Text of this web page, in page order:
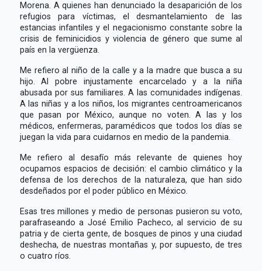
Morena. A quienes han denunciado la desaparición de los
refugios para víctimas, el desmantelamiento de las
estancias infantiles y el negacionismo constante sobre la
crisis de feminicidios y violencia de género que sume al
país en la vergüenza.
Me refiero al niño de la calle y a la madre que busca a su
hijo. Al pobre injustamente encarcelado y a la niña
abusada por sus familiares. A las comunidades indígenas.
A las niñas y a los niños, los migrantes centroamericanos
que pasan por México, aunque no voten. A las y los
médicos, enfermeras, paramédicos que todos los días se
juegan la vida para cuidarnos en medio de la pandemia.
Me refiero al desafío más relevante de quienes hoy
ocupamos espacios de decisión: el cambio climático y la
defensa de los derechos de la naturaleza, que han sido
desdeñados por el poder público en México.
Esas tres millones y medio de personas pusieron su voto,
parafraseando a José Emilio Pacheco, al servicio de su
patria y de cierta gente, de bosques de pinos y una ciudad
deshecha, de nuestras montañas y, por supuesto, de tres
o cuatro ríos.